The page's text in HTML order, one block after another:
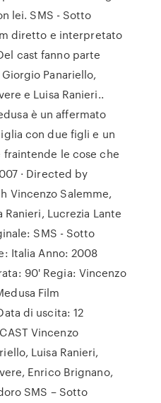
lei. SMS - Sotto
diretto e interpretato
cast fanno parte
Panariello,
e Luisa Ranieri..
è un affermato
con due figli e un
le cose che
· Directed by
Vincenzo Salemme,
Ranieri, Lucrezia Lante
SMS - Sotto
Italia Anno: 2008
90' Regia: Vincenzo
Film
di uscita: 12
Vincenzo
Luisa Ranieri,
Enrico Brignano,
SMS – Sotto